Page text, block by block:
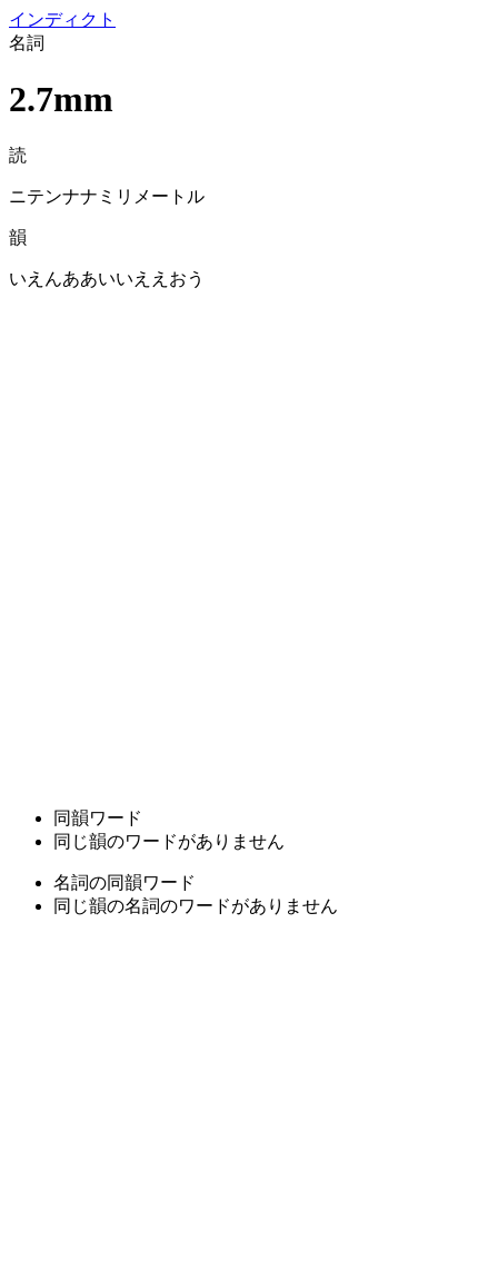
インディクト
名詞
2.7mm
読
ニテンナナミリメートル
韻
いえんああいいええおう
同韻ワード
同じ韻のワードがありません
名詞の同韻ワード
同じ韻の名詞のワードがありません